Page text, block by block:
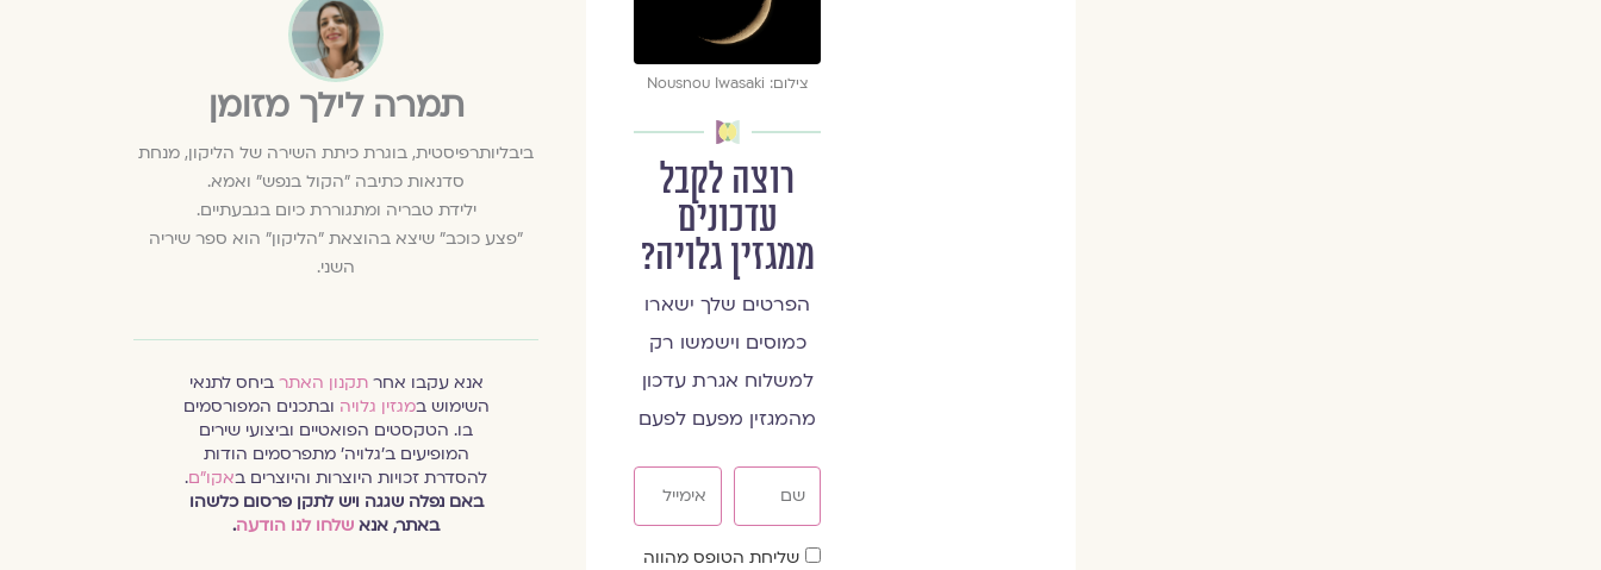
צילום: Nousnou Iwasaki
רוצה לקבל
עדכונים
ממגזין גלויה?
הפרטים שלך ישארו
כמוסים וישמשו רק
למשלוח אגרת עדכון
מהמגזין מפעם לפעם
שדהשליחת הטופס מהווה
תמרה לילך מזומן
ביבליותרפיסטית, בוגרת כיתת השירה של הליקון, מנחת
סדנאות כתיבה "הקול בנפש" ואמא.
ילידת טבריה ומתגוררת כיום בגבעתיים.
"פצע כוכב" שיצא בהוצאת "הליקון" הוא ספר שיריה
השני.
אנא עקבו אחרתקנון האתר ביחס לתנאי
השימוש במגזין גלויה ובתכנים המפורסמים
בו. הטקסטים הפואטיים וביצועי שירים
המופיעים ב׳גלויה׳ מתפרסמים הודות
להסדרת זכויות היוצרות והיוצרים באקו״ם.
באם נפלה שגגה ויש לתקן פרסום כלשהו
באתר, אנא שלחו לנו הודעה.